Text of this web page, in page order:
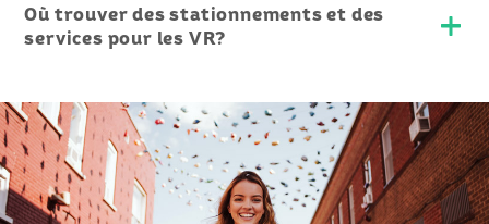
Où trouver des stationnements et des
services pour les VR?